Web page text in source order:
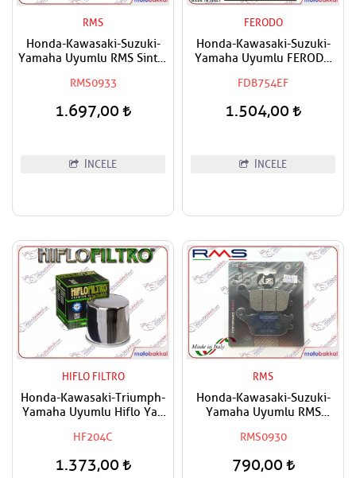
RMS
Honda-Kawasaki-Suzuki-
Yamaha Uyumlu RMS Sinter
RMS0933
1.697,00
İNCELE
FERODO
Honda-Kawasaki-Suzuki-
Yamaha Uyumlu FERODO
FDB754EF
1.504,00
İNCELE
HIFLO FILTRO
Honda-Kawasaki-Triumph-
Yamaha Uyumlu Hiflo Yağ
HF204C
1.373,00
RMS
Honda-Kawasaki-Suzuki-
Yamaha Uyumlu RMS
RMS0930
790,00